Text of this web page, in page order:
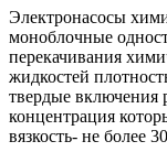
Электронасосы
моноблочные
перекачивания
жидкостей
твердые включения
концентрация
вязкость- не более